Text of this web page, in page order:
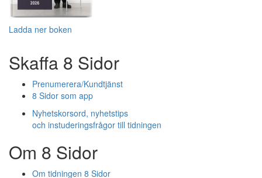
Ladda ner boken
Skaffa 8 Sidor
Prenumerera/Kundtjänst
8 Sidor som app
Nyhetskorsord, nyhetstips
och instuderingsfrågor till tidningen
Om 8 Sidor
Om tidningen 8 Sidor